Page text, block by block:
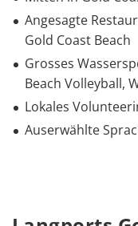
Angesagte
Gold Coast Beach
Grosses
Beach Volleyball,
Lokales
Auserwählte